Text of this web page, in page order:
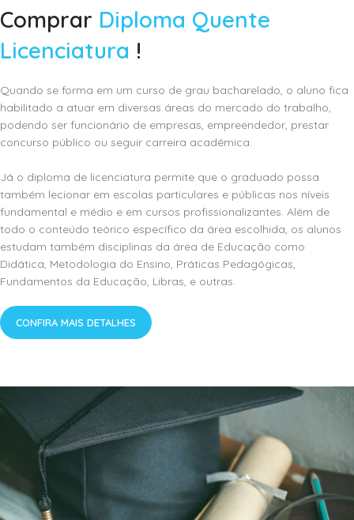
Comprar Diploma Quente
Licenciatura !
Quando se forma em um curso de grau bacharelado, o aluno fica
habilitado a atuar em diversas áreas do mercado do trabalho,
podendo ser funcionário de empresas, empreendedor, prestar
concurso público ou seguir carreira acadêmica.
Já o diploma de licenciatura permite que o graduado possa
também lecionar em escolas particulares e públicas nos níveis
fundamental e médio e em cursos profissionalizantes. Além de
todo o conteúdo teórico específico da área escolhida, os alunos
estudam também disciplinas da área de Educação como
Didática, Metodologia do Ensino, Práticas Pedagógicas,
Fundamentos da Educação, Libras, e outras.
CONFIRA MAIS DETALHES